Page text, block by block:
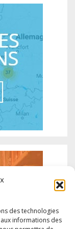
des technologies
informations des